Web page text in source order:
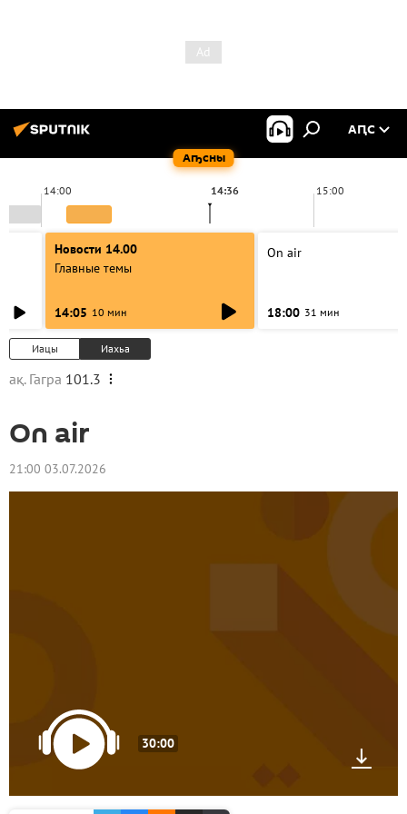
Аҧсны
АԤС
14:00 15:00
14:36
Новости 14.00
Главные темы
14:05 10 мин
On air
18:00 31 мин
Иацы Иахьа
ақ. Гагра 101.3
On air
21:00 03.07.2026
30:00